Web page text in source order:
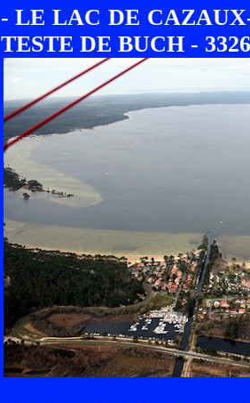
- LE LAC DE
TESTE DE BUCH -